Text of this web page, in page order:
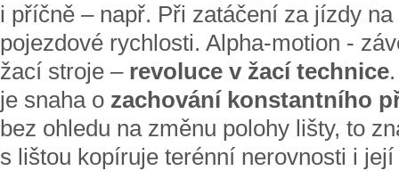
i příčně – např. Při zatáčení za jízdy
pojezdové rychlosti. Alpha-motion -
žací stroje –revoluce v žací technice
je snaha o zachování konstantního
bez ohledu na změnu polohy lišty, to
s lištou kopíruje terénní nerovnosti i